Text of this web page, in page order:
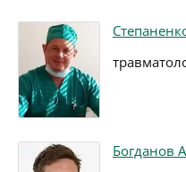
Богданов